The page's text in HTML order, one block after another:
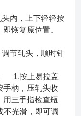
内，上下轻轻按
恢复原位置。
节轧头，顺时针
1.按上易拉盖
手柄，压轧头收
用三手指检查瓶
光滑，即可调